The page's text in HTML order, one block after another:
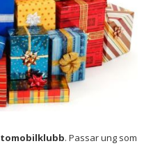
. Passar ung som